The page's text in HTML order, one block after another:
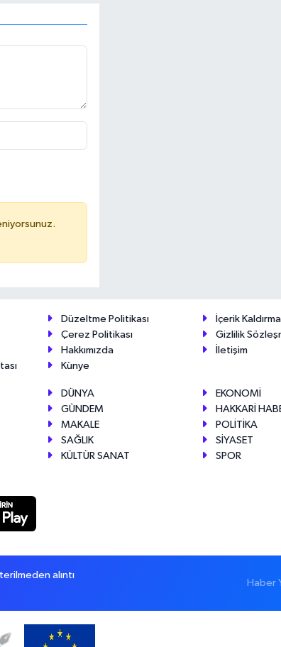
Düzeltme Politikası
İçerik
Çerez Politikası
Gizlilik
Hakkımızda
İletişim
Künye
DÜNYA
EKONOMİ
GÜNDEM
HAKKARİ
MAKALE
POLİTİKA
SAĞLIK
SİYASET
KÜLTÜR SANAT
SPOR
alıntı
Haber